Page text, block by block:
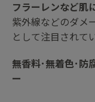
フラーレンなど肌
紫外線などのダメ
として注目されて
無香料･無着色･防
ー